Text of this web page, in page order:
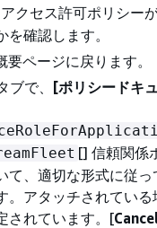
アクセス許可ポリシー
を確認します。
要ページに戻ります。
ブで、
[ポリシードキ
[] 信頼関係
て、適切な形式に従
。アタッチされてい
されています。[